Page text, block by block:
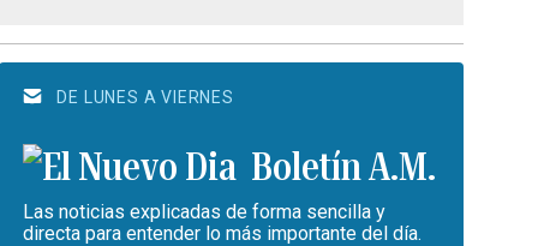
DE LUNES A VIERNES
Boletín A.M.
Las noticias explicadas de forma sencilla y
directa para entender lo más importante del día.